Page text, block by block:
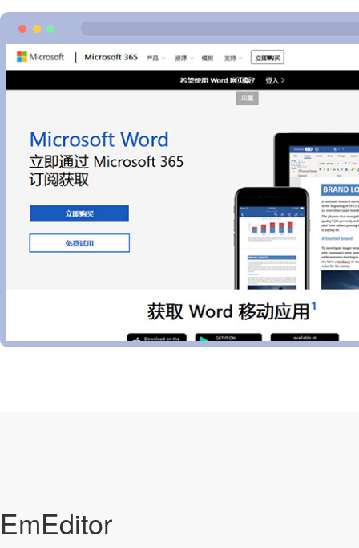
EmEditor